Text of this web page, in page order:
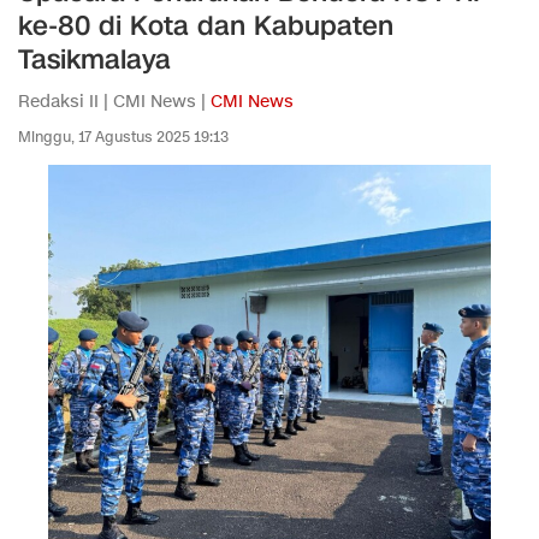
ke-80 di Kota dan Kabupaten
Tasikmalaya
Redaksi II | CMI News | CMI News
Minggu, 17 Agustus 2025 19:13